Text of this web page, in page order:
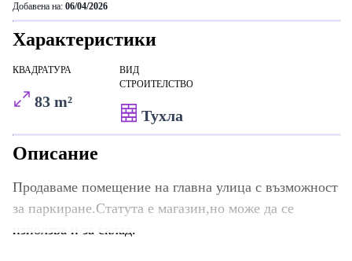
Добавена на: 06/04/2026
Характеристики
КВАДРАТУРА
83 m²
ВИД
СТРОИТЕЛСТВО
Тухла
Описание
Продаваме помещение на главна улица с възможност
за паркиране.Статута е магазин,но може да се
използва и за склад.